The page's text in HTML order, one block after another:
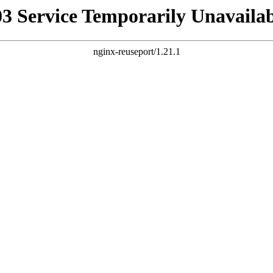
Service Temporarily
nginx-reuseport/1.21.1